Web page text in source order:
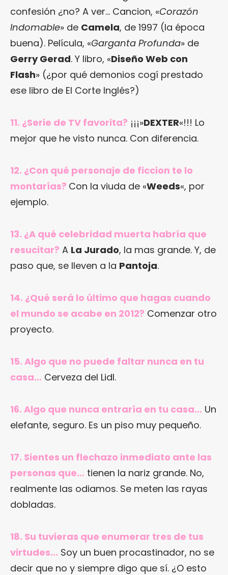
confesión ¿no? A ver… Cancion, «Corazón
Indomable» de Camela, de 1997 (la época
buena). Película, «Garganta Profunda» de
Gerry Gerad. Y libro, «Diseño Web con
Flash» (¿por qué demonios cogí prestado
ese libro de El Corte Inglés?)
11. ¿Serie de TV favorita? ¡¡¡»DEXTER«!!! Lo
mejor que he visto nunca. Con diferencia.
12. ¿Con qué personaje de ficcion te lo
montarías? Con la viuda de «Weeds«, por
ejemplo.
13. ¿A qué celebridad muerta habría que
resucitar? A La Jurado, la mas grande. Y, de
paso que, se lleven a la Pantoja.
14. ¿Qué será lo último que hagas cuando
el mundo se acabe en 2012? Comenzar otro
proyecto.
15. Algo que no puede faltar nunca en tu
casa… Cerveza del Lidl.
16. Algo que nunca entraría en tu casa… Un
elefante, seguro. Es un piso muy pequeño.
17. Sientes un flechazo inmediato ante las
personas que… tienen la nariz grande. No,
realmente las odiamos. Se meten las rayas
dobladas.
18. Su tuvieras que enumerar tres de tus
virtudes… Soy un buen procastinador, no se
decir que no y siempre digo que sí. ¿O esto